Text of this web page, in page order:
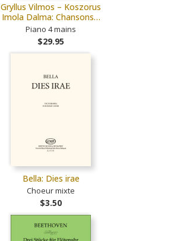
Gryllus Vilmos – Koszorus
Imola Dalma: Chansons…
Piano 4 mains
$29.95
Bella: Dies irae
Choeur mixte
$3.50